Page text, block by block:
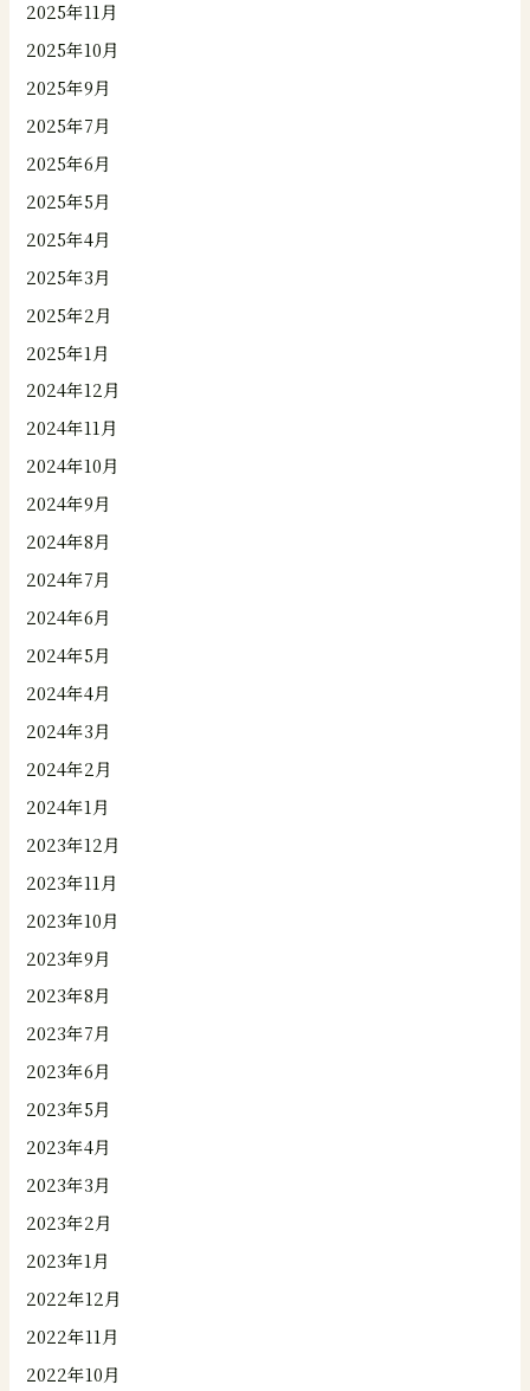
2025年11月
2025年10月
2025年9月
2025年7月
2025年6月
2025年5月
2025年4月
2025年3月
2025年2月
2025年1月
2024年12月
2024年11月
2024年10月
2024年9月
2024年8月
2024年7月
2024年6月
2024年5月
2024年4月
2024年3月
2024年2月
2024年1月
2023年12月
2023年11月
2023年10月
2023年9月
2023年8月
2023年7月
2023年6月
2023年5月
2023年4月
2023年3月
2023年2月
2023年1月
2022年12月
2022年11月
2022年10月